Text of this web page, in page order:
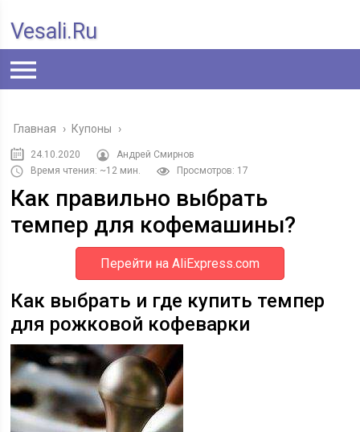
Vesali.ru
Главная › Купоны ›
24.10.2020
Андрей Смирнов
Время чтения: ~12 мин.
Просмотров: 17
Как правильно выбрать
темпер для кофемашины?
Перейти на AliExpress.com
Как выбрать и где купить темпер
для рожковой кофеварки